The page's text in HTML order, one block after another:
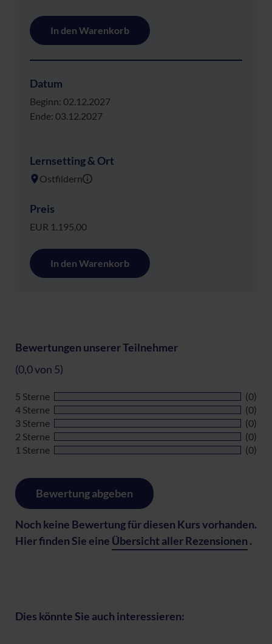
In den Warenkorb
Datum
Beginn: 02.12.2027
Ende: 03.12.2027
Lernsetting & Ort
Ostfildern
Preis
EUR 1.195,00
In den Warenkorb
Bewertungen unserer Teilnehmer
(0,0 von 5)
5 Sterne
(0)
4 Sterne
(0)
3 Sterne
(0)
2 Sterne
(0)
1 Sterne
(0)
Bewertung abgeben
Noch keine Bewertung für diesen Kurs vorhanden.
Hier finden Sie eine Übersicht aller Rezensionen .
Dies könnte Sie auch interessieren: